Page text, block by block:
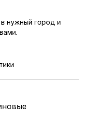
нужный город и